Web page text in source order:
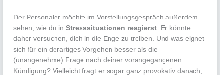
Der Personaler möchte im Vorstellungsgespräch außerdem
sehen, wie du inStresssituationen reagierst . Er könnte
daher versuchen, dich in die Enge zu treiben. Und was eignet
sich für ein derartiges Vorgehen besser als die
(unangenehme) Frage nach deiner vorangegangenen
Kündigung? Vielleicht fragt er sogar ganz provokativ danach,